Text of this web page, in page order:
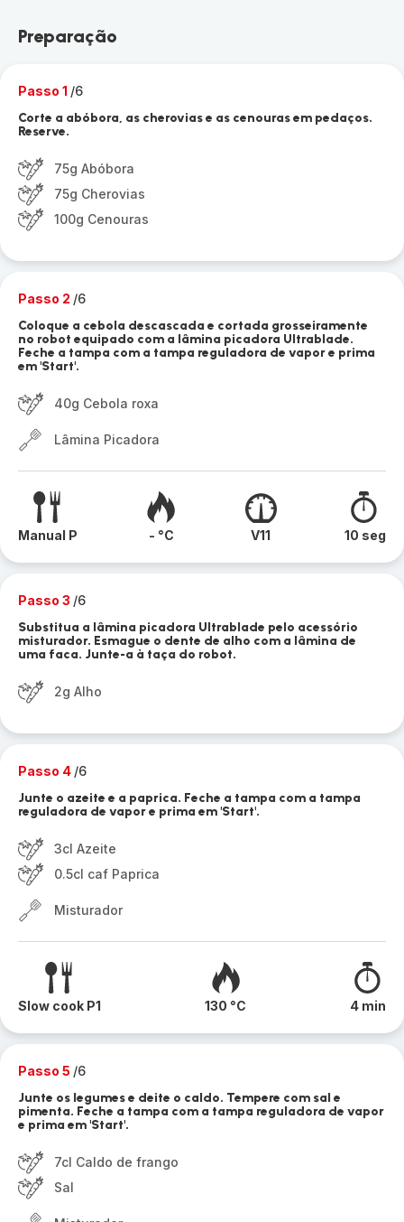
Preparação
Passo 1 /6
Corte a abóbora, as cherovias e as cenouras em pedaços.
Reserve.
75g Abóbora
75g Cherovias
100g Cenouras
Passo 2 /6
Coloque a cebola descascada e cortada grosseiramente
no robot equipado com a lâmina picadora Ultrablade.
Feche a tampa com a tampa reguladora de vapor e prima
em 'Start'.
40g Cebola roxa
Lâmina Picadora
Manual P - °C V11 10 seg
Passo 3 /6
Substitua a lâmina picadora Ultrablade pelo acessório
misturador. Esmague o dente de alho com a lâmina de
uma faca. Junte-a à taça do robot.
2g Alho
Passo 4 /6
Junte o azeite e a paprica. Feche a tampa com a tampa
reguladora de vapor e prima em 'Start'.
3cl Azeite
0.5cl caf Paprica
Misturador
Slow cook P1 130 °C 4 min
Passo 5 /6
Junte os legumes e deite o caldo. Tempere com sal e
pimenta. Feche a tampa com a tampa reguladora de vapor
e prima em 'Start'.
7cl Caldo de frango
Sal